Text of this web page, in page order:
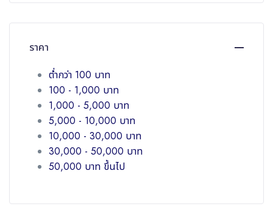
ราคา
ต่ำกว่า 100 บาท
100 - 1,000 บาท
1,000 - 5,000 บาท
5,000 - 10,000 บาท
10,000 - 30,000 บาท
30,000 - 50,000 บาท
50,000 บาท ขึ้นไป